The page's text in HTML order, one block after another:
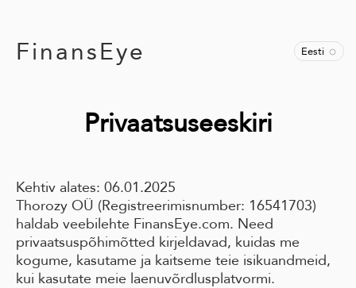
FinansEye Eesti
Privaatsuseeskiri
Kehtiv alates: 06.01.2025
Thorozy OÜ (Registreerimisnumber: 16541703)
haldab veebilehte FinansEye.com. Need
privaatsuspõhimõtted kirjeldavad, kuidas me
kogume, kasutame ja kaitseme teie isikuandmeid,
kui kasutate meie laenuvõrdlusplatvormi.